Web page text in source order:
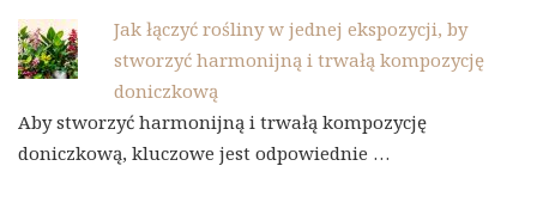
Jak łączyć rośliny w jednej ekspozycji, by
stworzyć harmonijną i trwałą kompozycję
doniczkową
Aby stworzyć harmonijną i trwałą kompozycję
doniczkową, kluczowe jest odpowiednie …